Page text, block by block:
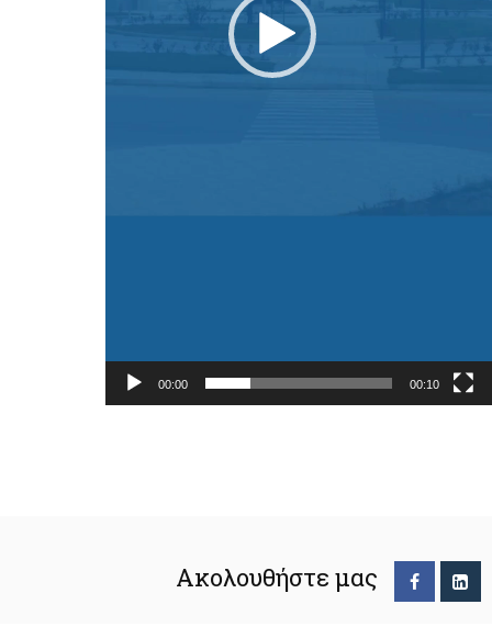
00:00 00:10
Ακολουθήστε μας